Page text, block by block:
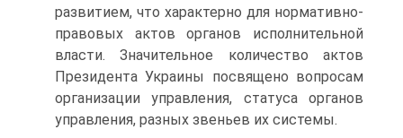
развитием, что характерно для нормативно-
правовых актов органов исполнительной
власти. Значительное количество актов
Президента Украины посвящено вопросам
организации управления, статуса органов
управления, разных звеньев их системы.